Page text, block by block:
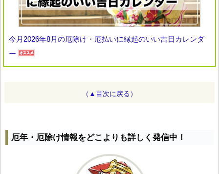
今月2026年8月の厄除け・厄払いに縁起のいい吉日カレンダ
ー
（▲目次に戻る）
厄年・厄除け情報をどこよりも詳しく発信中！